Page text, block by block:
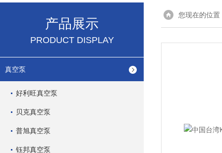
产品展示
PRODUCT DISPLAY
真空泵
好利旺真空泵
贝克真空泵
普旭真空泵
钰邦真空泵
您现在的位置